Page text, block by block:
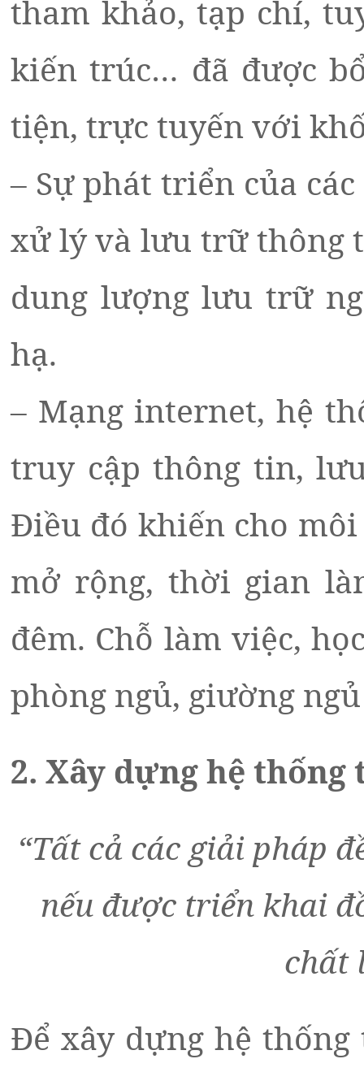
tham khảo, tạp chí,
kiến trúc… đã được
tiện, trực tuyến với
– Sự phát triển của
xử lý và lưu trữ thông
dung lượng lưu trữ
hạ.
– Mạng internet, hệ
truy cập thông tin,
Điều đó khiến cho
mở rộng, thời gian
đêm. Chỗ làm việc,
phòng ngủ, giường
2. Xây dựng hệ
“Tất cả các giải pháp
nếu được triển khai
chất
Để xây dựng hệ